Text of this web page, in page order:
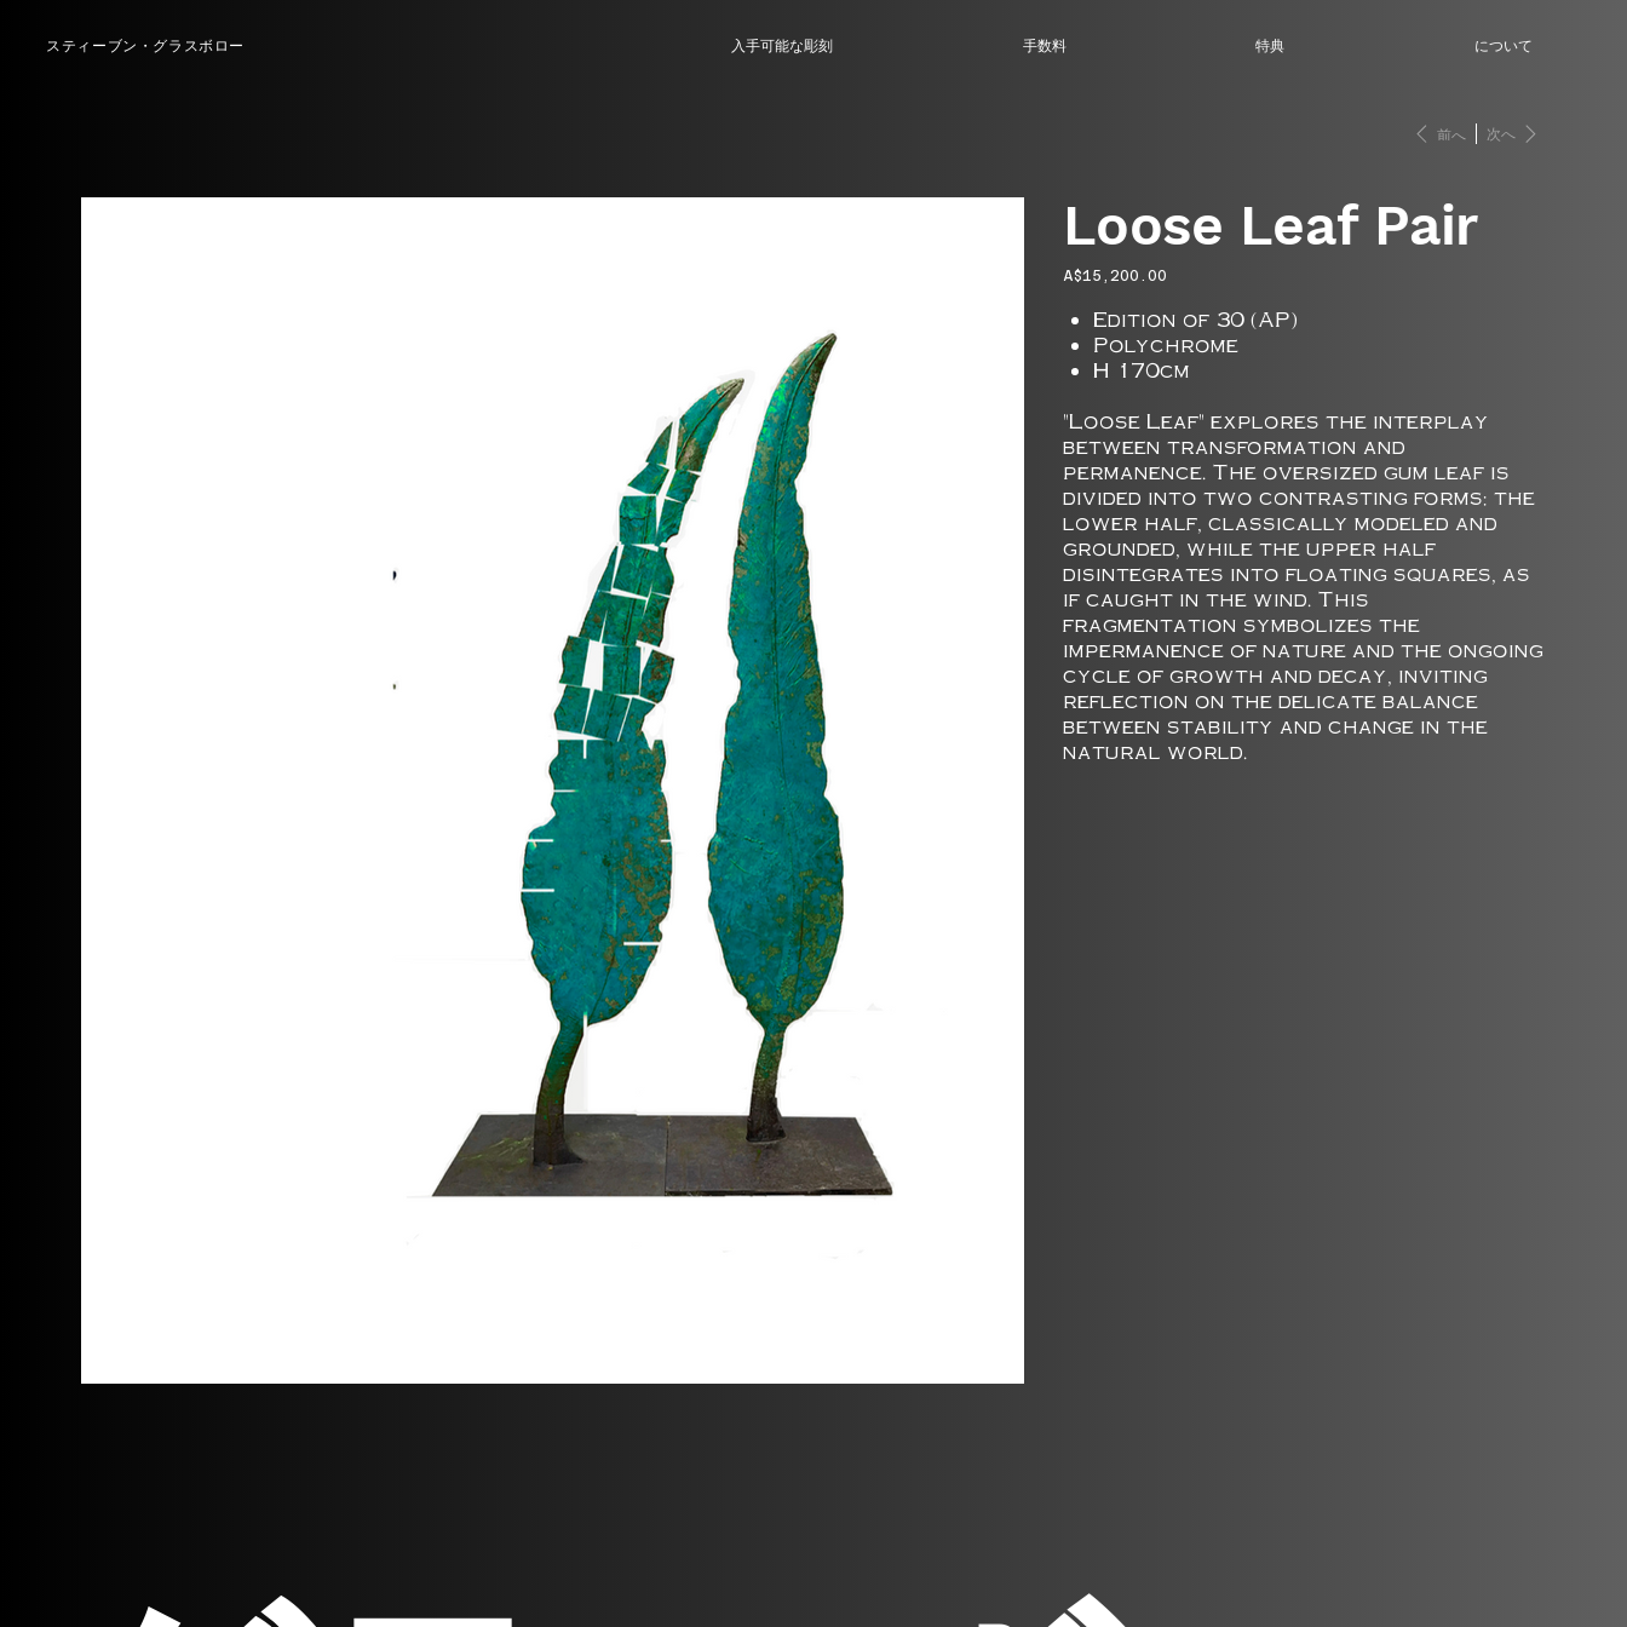
スティーブン・グラスボロー 入手可能な彫刻 手数料 特典 について
前へ 次へ
Loose Leaf Pair
価
A$15,200.00
Edition of 30 (AP)
Polychrome
H 170cm
"Loose Leaf" explores the interplay
between transformation and
permanence. The oversized gum leaf is
divided into two contrasting forms: the
lower half, classically modeled and
grounded, while the upper half
disintegrates into floating squares, as
if caught in the wind. This
fragmentation symbolizes the
impermanence of nature and the ongoing
cycle of growth and decay, inviting
reflection on the delicate balance
between stability and change in the
natural world.